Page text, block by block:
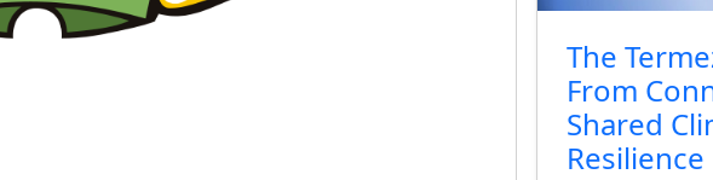
The
From
Shared
Resilience